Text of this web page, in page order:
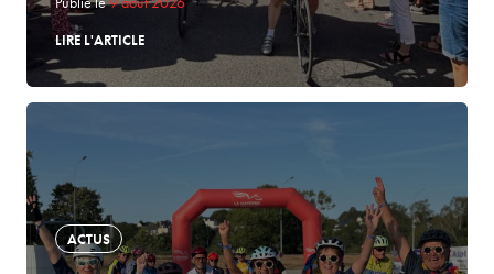
LIRE L'ARTICLE
ACTUS